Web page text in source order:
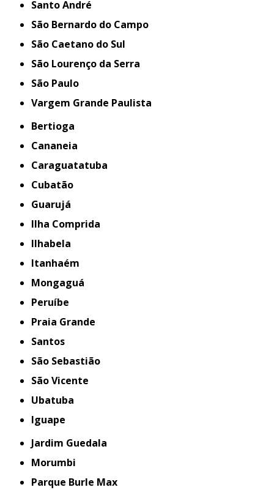
Santo André
São Bernardo do Campo
São Caetano do Sul
São Lourenço da Serra
São Paulo
Vargem Grande Paulista
Bertioga
Cananeia
Caraguatatuba
Cubatão
Guarujá
Ilha Comprida
Ilhabela
Itanhaém
Mongaguá
Peruíbe
Praia Grande
Santos
São Sebastião
São Vicente
Ubatuba
iguape
Jardim Guedala
Morumbi
Parque Burle Max